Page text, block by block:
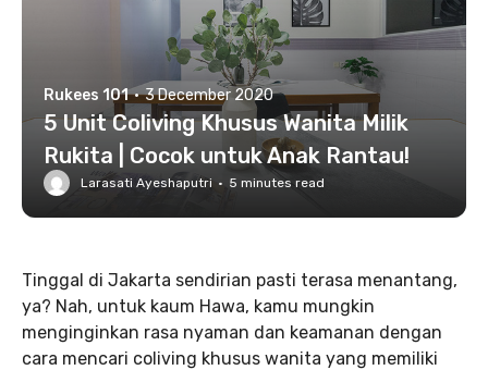
Rukees 101 · 3 December 2020
5 Unit Coliving Khusus Wanita Milik
Rukita | Cocok untuk Anak Rantau!
Larasati Ayeshaputri · 5 minutes read
Tinggal di Jakarta sendirian pasti terasa menantang,
ya? Nah, untuk kaum Hawa, kamu mungkin
menginginkan rasa nyaman dan keamanan dengan
cara mencari coliving khusus wanita yang memiliki